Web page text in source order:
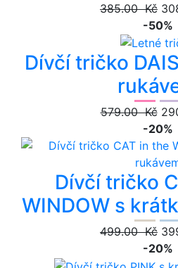
385.00 Kč
-50%
Dívčí tričko
579.00 Kč
-20%
Dívčí tričko
WINDOW s
499.00 Kč
-20%